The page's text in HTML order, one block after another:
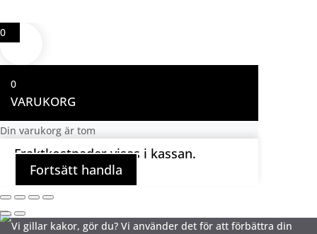
0
0
VARUKORG
Din varukorg är tom
Fraktkostnader visas i kassan.
Fortsätt handla
Vi gillar kakor, gör du? Vi använder det för att förbättra din